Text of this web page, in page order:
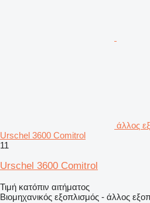
άλλος
Urschel 3600 Comitrol
11
Urschel 3600 Comitrol
Τιμή κατόπιν αιτήματος
Βιομηχανικός εξοπλισμός - άλλος